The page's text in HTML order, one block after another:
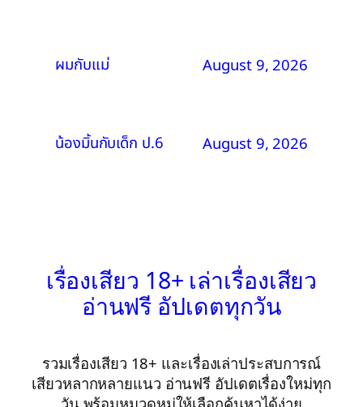
ผมกับแม่ August 9, 2026
น้องมิ้นกับเด็ก ป.6 August 9, 2026
เรื่องเสียว 18+ เล่าเรื่องเสียว
อ่านฟรี อัปเดตทุกวัน
รวมเรื่องเสียว 18+ และเรื่องเล่าประสบการณ์
เสียวหลากหลายแนว อ่านฟรี อัปเดตเรื่องใหม่ทุก